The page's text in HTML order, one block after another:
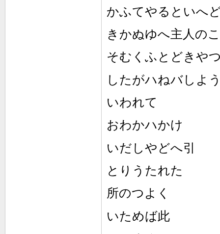
かふてやるといへ
きかぬゆへ主人の
そむくふとどきや
したがハねバしよ
いわれて
おわかハかけ
いだしやどへ引
とりうたれた
所のつよく
いためば此